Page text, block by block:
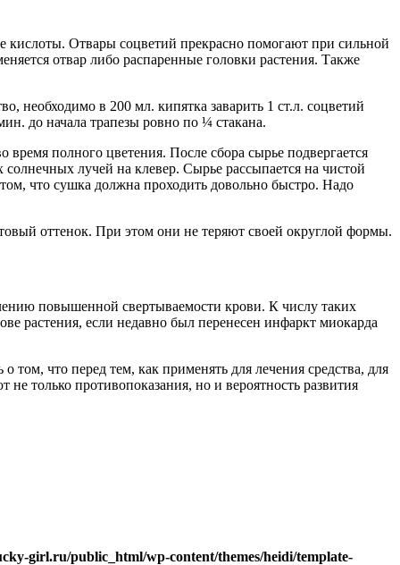
кислоты. Отвары соцветий прекрасно помогают при сильной
отвар либо распаренные головки растения. Также
необходимо в 200 мл. кипятка заварить 1 ст.л. соцветий
до начала трапезы ровно по ¼ стакана.
время полного цветения. После сбора сырье подвергается
лучей на клевер. Сырье рассыпается на чистой
что сушка должна проходить довольно быстро. Надо
оттенок. При этом они не теряют своей округлой формы.
повышенной свертываемости крови. К числу таких
растения, если недавно был перенесен инфаркт миокарда
что перед тем, как применять для лечения средства, для
только противопоказания, но и вероятность развития
girl.ru/public_html/wp-content/themes/heidi/template-